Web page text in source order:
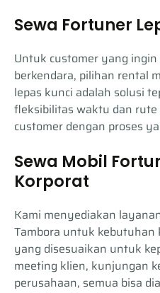
Sewa Fortuner
Untuk customer yang
berkendara, pilihan rental
lepas kunci adalah solusi
fleksibilitas waktu dan
customer dengan proses
Sewa Mobil
Korporat
Kami menyediakan
Tambora untuk kebutuhan
yang disesuaikan untuk
meeting klien, kunjungan
perusahaan, semua bisa